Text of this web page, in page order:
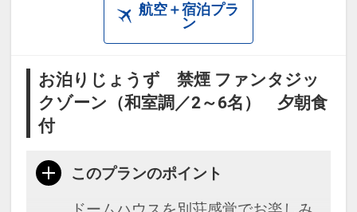
航空＋宿泊プラ
ン
お泊りじょうず 禁煙 ファンタジッ
クゾーン（和室調／2～6名） 夕朝食
付
このプランのポイント